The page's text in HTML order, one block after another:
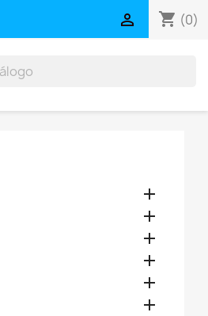
shopping_cart (0)






